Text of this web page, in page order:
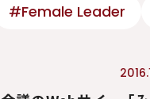
#Female Leader